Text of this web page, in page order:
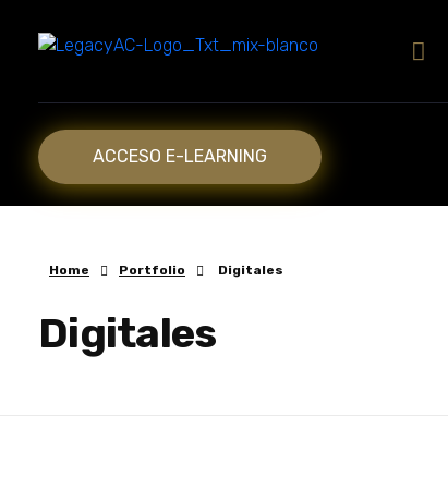
ACCESO E-LEARNING
Home Portfolio Digitales
Digitales